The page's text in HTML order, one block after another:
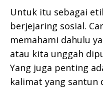
Untuk itu sebagai
berjejaring sosial.
memahami dahulu
atau kita unggah
Yang juga penting
kalimat yang santun